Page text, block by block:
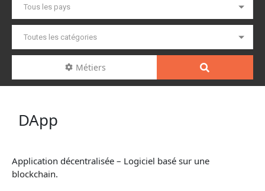
Métiers
DApp
Application décentralisée – Logiciel basé sur une
blockchain.